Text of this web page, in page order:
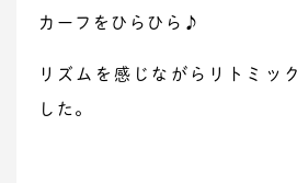
カーフをひらひら♪
リズムを感じながらリトミッ
した。